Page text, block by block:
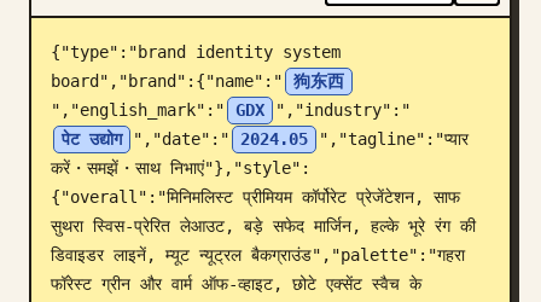
डाउनलोड
ब्लॉग
अपडेट
{"type":"brand identity system
board","brand":{"name":"
狗东西
","english_mark":"
GDX
","industry":"
पेट उद्योग
","date":" 2024.05
","tagline":"प्यार
करें・समझें・साथ निभाएं"},"style":
{"overall":"मिनिमलिस्ट प्रीमियम कॉर्पोरेट प्रेजेंटेशन, साफ
सुथरा स्विस-प्रेरित लेआउट, बड़े सफेद मार्जिन, हल्के भूरे रंग की
डिवाइडर लाइनें, म्यूट न्यूट्रल बैकग्राउंड","palette":"गहरा
फॉरेस्ट ग्रीन और वार्म ऑफ-व्हाइट, छोटे एक्सेंट स्वैच के